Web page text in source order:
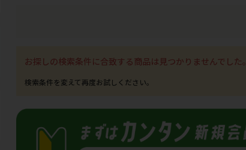
お探しの検索条件に合致する商品は見つかりませんでした。